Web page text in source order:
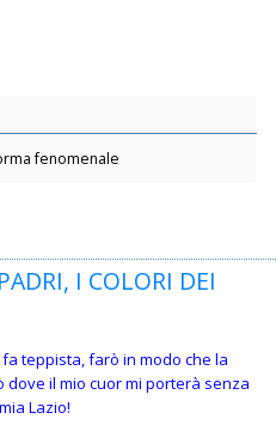
fenomenale
I COLORI DEI
teppista, farò in modo che la
il mio cuor mi porterà senza
Lazio!